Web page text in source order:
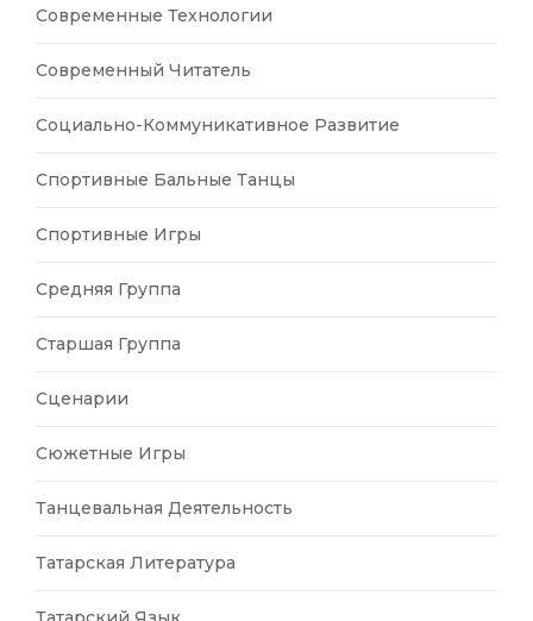
Современные Технологии
Современный Читатель
Социально-Коммуникативное Развитие
Спортивные Бальные Танцы
Спортивные Игры
Средняя Группа
Старшая Группа
Сценарии
Сюжетные Игры
Танцевальная Деятельность
Татарская Литература